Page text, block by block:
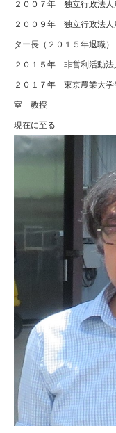
２００７年 独立行政法人
２００９年 独立行政法人
ター長（２０１５年退職）
２０１５年 非営利活動法
２０１７年 東京農業大学
室 教授
現在に至る